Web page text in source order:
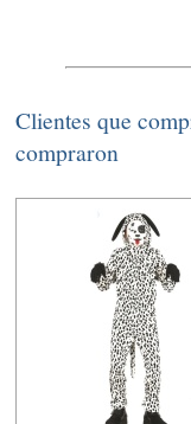
Clientes que
compraron